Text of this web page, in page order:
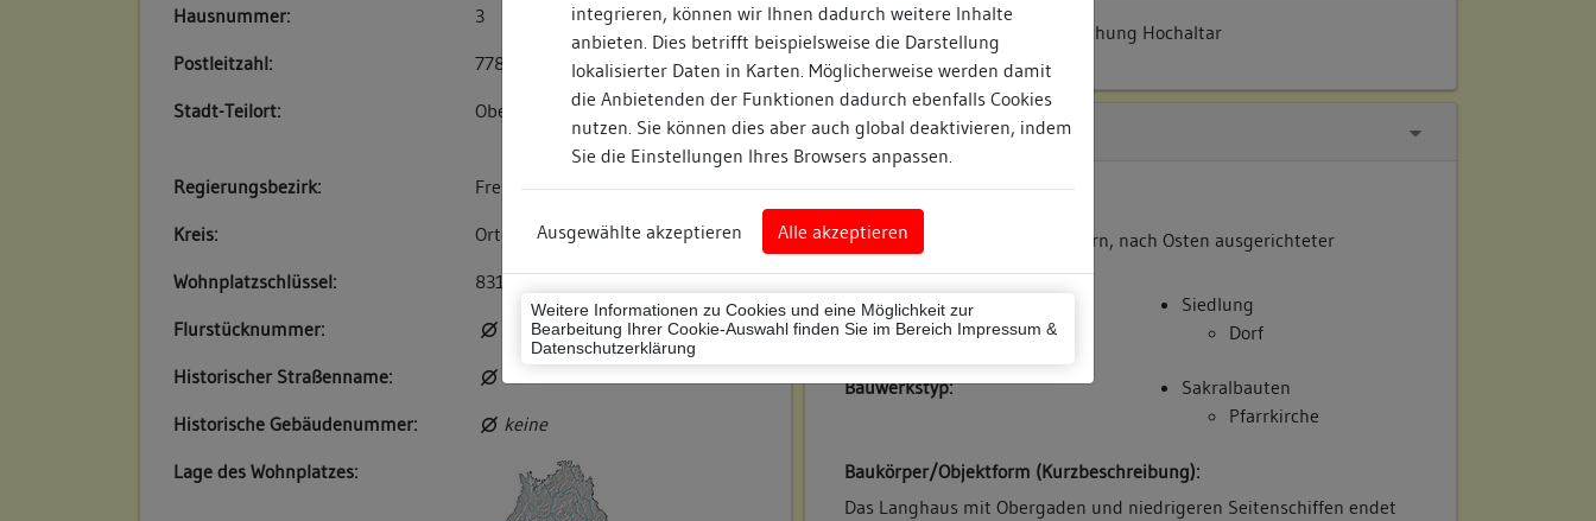
integrieren, können wir Ihnen dadurch weitere Inhalte
anbieten. Dies betrifft beispielsweise die Darstellung
lokalisierter Daten in Karten. Möglicherweise werden damit
die Anbietenden der Funktionen dadurch ebenfalls Cookies
nutzen. Sie können dies aber auch global deaktivieren, indem
Sie die Einstellungen Ihres Browsers anpassen.
Ausgewählte akzeptieren Alle akzeptieren
Weitere Informationen zu Cookies und eine Möglichkeit zur
Bearbeitung Ihrer Cookie-Auswahl finden Sie im Bereich Impressum &
Datenschutzerklärung
Hausnummer:
3
Postleitzahl:
77855
Stadt-Teilort:
Oberachern
Regierungsbezirk:
Freiburg
Kreis:
Ortenaukreis (Landkreis)
Wohnplatzschlüssel:
8317001011
Flurstücknummer:
keine
Historischer Straßenname:
keiner
Historische Gebäudenummer:
keine
Lage des Wohnplatzes:
Restauratorische Untersuchung Hochaltar
Beschreibung
Umgebung, Lage:
In der Ortsmitte von Oberachern, nach Osten ausgerichteter
Kirchenbau.
Lagedetail:
Siedlung
Dorf
Bauwerkstyp:
Sakralbauten
Pfarrkirche
Baukörper/Objektform (Kurzbeschreibung):
Das Langhaus mit Obergaden und niedrigeren Seitenschiffen endet